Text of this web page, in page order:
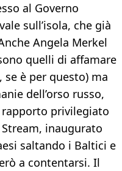
al Governo
sull’isola, che già
Angela Merkel
quelli di affamare
è per questo) ma
dell’orso russo,
rapporto privilegiato
inaugurato
saltando i Baltici e
a contentarsi. Il